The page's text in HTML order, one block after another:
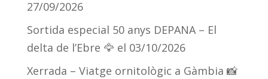
27/09/2026
Sortida especial 50 anys DEPANA – El
delta de l’Ebre 🦅 el 03/10/2026
Xerrada – Viatge ornitològic a Gàmbia 📸